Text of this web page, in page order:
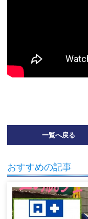
一覧へ戻る
おすすめの記事